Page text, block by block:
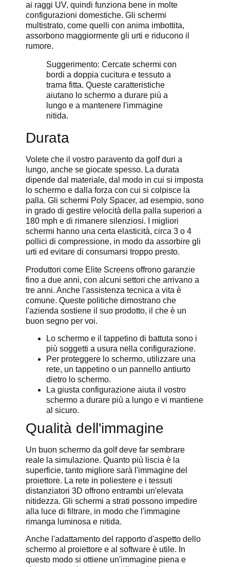
ai raggi UV, quindi funziona bene in molte
configurazioni domestiche. Gli schermi
multistrato, come quelli con anima imbottita,
assorbono maggiormente gli urti e riducono il
rumore.
Suggerimento: Cercate schermi con
bordi a doppia cucitura e tessuto a
trama fitta. Queste caratteristiche
aiutano lo schermo a durare più a
lungo e a mantenere l'immagine
nitida.
Durata
Volete che il vostro paravento da golf duri a
lungo, anche se giocate spesso. La durata
dipende dal materiale, dal modo in cui si imposta
lo schermo e dalla forza con cui si colpisce la
palla. Gli schermi Poly Spacer, ad esempio, sono
in grado di gestire velocità della palla superiori a
180 mph e di rimanere silenziosi. I migliori
schermi hanno una certa elasticità, circa 3 o 4
pollici di compressione, in modo da assorbire gli
urti ed evitare di consumarsi troppo presto.
Produttori come Elite Screens offrono garanzie
fino a due anni, con alcuni settori che arrivano a
tre anni. Anche l'assistenza tecnica a vita è
comune. Queste politiche dimostrano che
l'azienda sostiene il suo prodotto, il che è un
buon segno per voi.
Lo schermo e il tappetino di battuta sono i
più soggetti a usura nella configurazione.
Per proteggere lo schermo, utilizzare una
rete, un tappetino o un pannello antiurto
dietro lo schermo.
La giusta configurazione aiuta il vostro
schermo a durare più a lungo e vi mantiene
al sicuro.
Qualità dell'immagine
Un buon schermo da golf deve far sembrare
reale la simulazione. Quanto più liscia è la
superficie, tanto migliore sarà l'immagine del
proiettore. La rete in poliestere e i tessuti
distanziatori 3D offrono entrambi un'elevata
nitidezza. Gli schermi a strati possono impedire
alla luce di filtrare, in modo che l'immagine
rimanga luminosa e nitida.
Anche l'adattamento del rapporto d'aspetto dello
schermo al proiettore e al software è utile. In
questo modo si ottiene un'immagine piena e